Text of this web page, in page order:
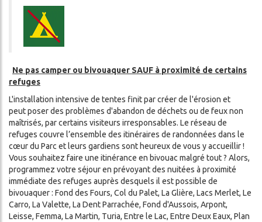
Ne pas camper ou bivouaquer SAUF à proximité de certains
refuges
L'installation intensive de tentes finit par créer de l'érosion et
peut poser des problèmes d'abandon de déchets ou de feux non
maîtrisés, par certains visiteurs irresponsables. Le réseau de
refuges couvre l’ensemble des itinéraires de randonnées dans le
cœur du Parc et leurs gardiens sont heureux de vous y accueillir !
Vous souhaitez faire une itinérance en bivouac malgré tout ? Alors,
programmez votre séjour en prévoyant des nuitées à proximité
immédiate des refuges auprès desquels il est possible de
bivouaquer : Fond des Fours, Col du Palet, La Glière, Lacs Merlet, Le
Carro, La Valette, La Dent Parrachée, Fond d'Aussois, Arpont,
Leisse, Femma, La Martin, Turia, Entre le Lac, Entre Deux Eaux, Plan